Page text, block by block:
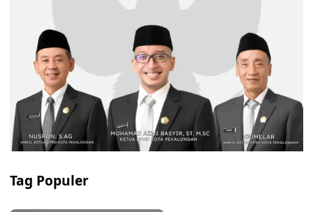
Tag Populer